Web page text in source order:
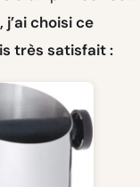
choisi ce
très satisfait :